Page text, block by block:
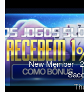
New Member·